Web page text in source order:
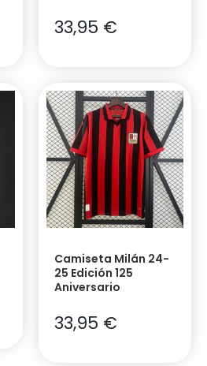
33,95 €
Camiseta Milán 24-
25 Edición 125
Aniversario
33,95 €